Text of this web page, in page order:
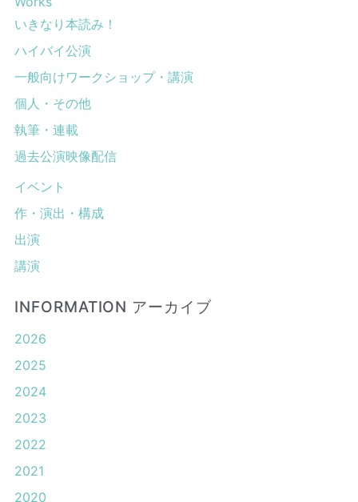
いきなり本読み！
ハイバイ公演
一般向けワークショップ・講演
個人・その他
執筆・連載
過去公演映像配信
イベント
作・演出・構成
出演
講演
INFORMATION アーカイブ
2026
2025
2024
2023
2022
2021
2020